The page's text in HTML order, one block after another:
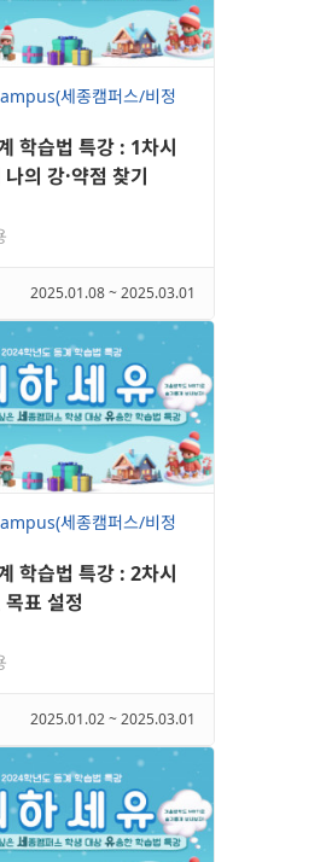
세종캠퍼스/비정
학습법 특강 : 1차시
의 강·약점 찾기
2025.01.08 ~ 2025.03.01
세종캠퍼스/비정
학습법 특강 : 2차시
표 설정
2025.01.02 ~ 2025.03.01